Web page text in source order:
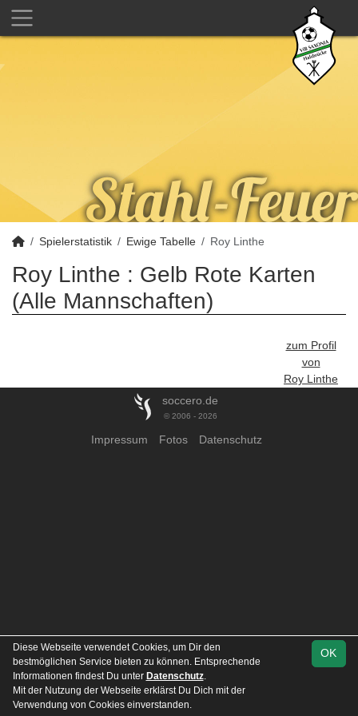
Spielerstatistik Ewige Tabelle Roy Linthe
Roy Linthe : Gelb Rote Karten
(Alle Mannschaften)
zum Profil
von
Roy Linthe
soccero.de
© 2006 - 2026
Impressum Fotos Datenschutz
OK
Diese Webseite verwendet Cookies, um Dir den
bestmöglichen Service bieten zu können. Entsprechende
Informationen findest Du unter Datenschutz.
Mit der Nutzung der Webseite erklärst Du Dich mit der
Verwendung von Cookies einverstanden.